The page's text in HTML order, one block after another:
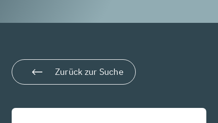
Zurück zur Suche